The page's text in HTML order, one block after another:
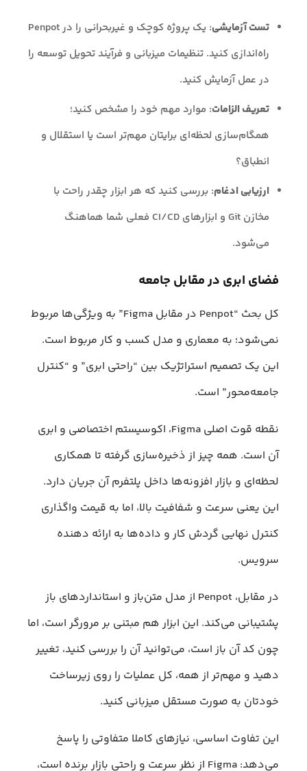
تست آزمایشی
: یک پروژه کوچک و غیربحرانی را در Penpot
راه‌اندازی کنید. تنظیمات میزبانی و فرآیند تحویل توسعه را
در عمل آزمایش کنید.
تعریف الزامات: موارد مهم خود را مشخص کنید؛
همگام‌سازی لحظه‌ای برایتان مهم‌تر است یا استقلال و
انطباق؟
ارزیابی ادغام: بررسی کنید که هر ابزار چقدر راحت با
مخازن Git و ابزارهای CI/CD فعلی شما هماهنگ
می‌شود.
فضای ابری در مقابل جامعه
کل بحث “Penpot در مقابل Figma” به ویژگی‌ها مربوط
نمی‌شود؛ به معماری و مدل کسب‌ و کار مربوط است.
این یک تصمیم استراتژیک بین “راحتی ابری” و “کنترل
جامعه‌محور” است.
نقطه قوت اصلی Figma، اکوسیستم اختصاصی و ابری
آن است. همه چیز از ذخیره‌سازی گرفته تا همکاری
لحظه‌ای و بازار افزونه‌ها داخل پلتفرم آن جریان دارد.
این یعنی سرعت و شفافیت بالا، اما به قیمت واگذاری
کنترل نهایی گردش کار و داده‌ها به ارائه دهنده
سرویس.
در مقابل، Penpot از مدل متن‌باز و استانداردهای باز
پشتیبانی می‌کند. این ابزار هم مبتنی بر مرورگر است، اما
چون کد آن باز است، می‌توانید آن را بررسی کنید، تغییر
دهید و مهم‌تر از همه، کل عملیات را روی زیرساخت
خودتان به صورت مستقل میزبانی کنید.
این تفاوت اساسی، نیازهای کاملا متفاوتی را پاسخ
می‌دهد: Figma از نظر سرعت و راحتی بازار برنده است،